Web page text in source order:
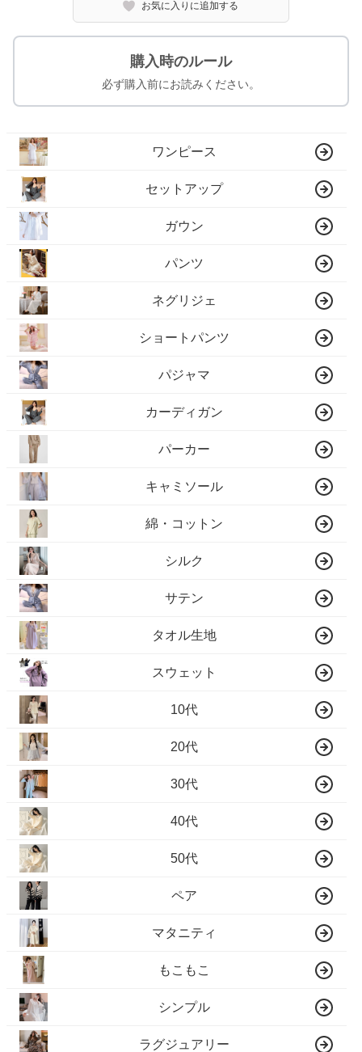
お気に入りに追加する
購入時のルール
必ず購入前にお読みください。
ワンピース
セットアップ
ガウン
パンツ
ネグリジェ
ショートパンツ
パジャマ
カーディガン
パーカー
キャミソール
綿・コットン
シルク
サテン
タオル生地
スウェット
10代
20代
30代
40代
50代
ペア
マタニティ
もこもこ
シンプル
ラグジュアリー